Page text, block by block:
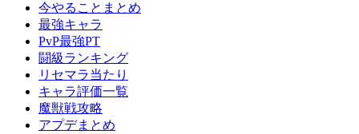
今やることまとめ
最強キャラ
PvP最強PT
闘級ランキング
リセマラ当たり
キャラ評価一覧
魔獣戦攻略
アプデまとめ